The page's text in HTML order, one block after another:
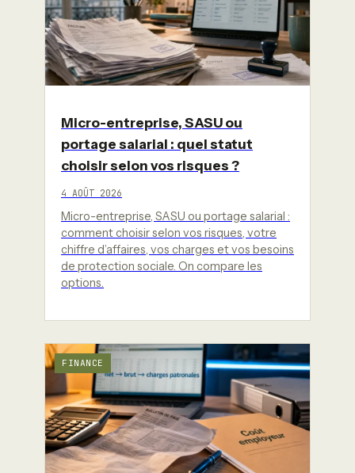
Micro-entreprise, SASU ou
portage salarial : quel statut
choisir selon vos risques ?
4 AOÛT 2026
Micro-entreprise, SASU ou portage salarial :
comment choisir selon vos risques, votre
chiffre d’affaires, vos charges et vos besoins
de protection sociale. On compare les
options.
FINANCE